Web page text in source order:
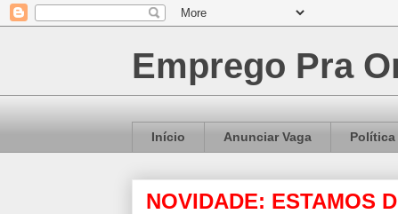
Emprego Pra
Início Anunciar Vaga Política
NOVIDADE: ESTAMOS